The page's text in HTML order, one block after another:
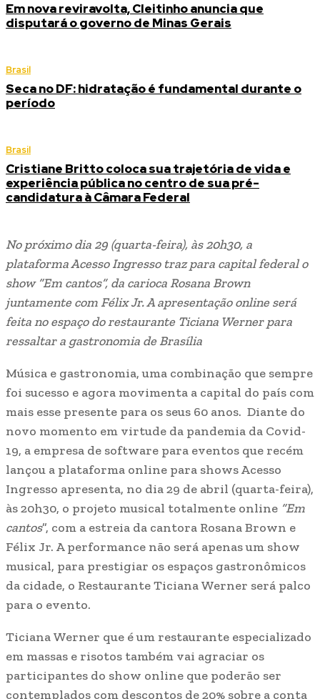
Em nova reviravolta, Cleitinho anuncia que
disputará o governo de Minas Gerais
Brasil
Seca no DF: hidratação é fundamental durante o
período
Brasil
Cristiane Britto coloca sua trajetória de vida e
experiência pública no centro de sua pré-
candidatura à Câmara Federal
No próximo dia 29 (quarta-feira), às 20h30, a
plataforma Acesso Ingresso traz para capital federal o
show “Em cantos”, da carioca Rosana Brown
juntamente com Félix Jr. A apresentação online será
feita no espaço do restaurante Ticiana Werner para
ressaltar a gastronomia de Brasília
Música e gastronomia, uma combinação que sempre
foi sucesso e agora movimenta a capital do país com
mais esse presente para os seus 60 anos. Diante do
novo momento em virtude da pandemia da Covid-
19, a empresa de software para eventos que recém
lançou a plataforma online para shows Acesso
Ingresso apresenta, no dia 29 de abril (quarta-feira),
às 20h30, o projeto musical totalmente online “Em
cantos”, com a estreia da cantora Rosana Brown e
Félix Jr. A performance não será apenas um show
musical, para prestigiar os espaços gastronômicos
da cidade, o Restaurante Ticiana Werner será palco
para o evento.
Ticiana Werner que é um restaurante especializado
em massas e risotos também vai agraciar os
participantes do show online que poderão ser
contemplados com descontos de 20% sobre a conta